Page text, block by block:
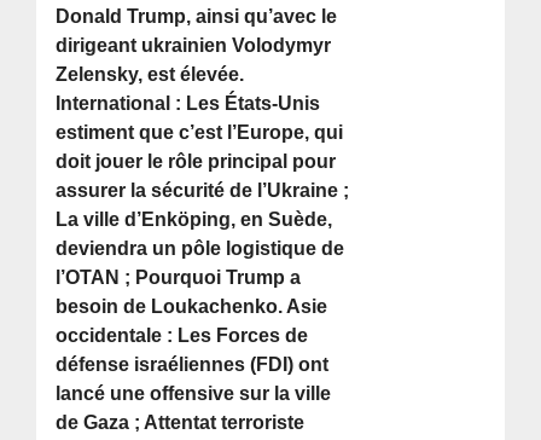
Donald Trump, ainsi qu’avec le
dirigeant ukrainien Volodymyr
Zelensky, est élevée.
International : Les États-Unis
estiment que c’est l’Europe, qui
doit jouer le rôle principal pour
assurer la sécurité de l’Ukraine ;
La ville d’Enköping, en Suède,
deviendra un pôle logistique de
l’OTAN ; Pourquoi Trump a
besoin de Loukachenko. Asie
occidentale : Les Forces de
défense israéliennes (FDI) ont
lancé une offensive sur la ville
de Gaza ; Attentat terroriste